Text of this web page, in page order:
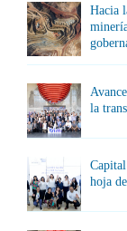
Hacia
la
hoja